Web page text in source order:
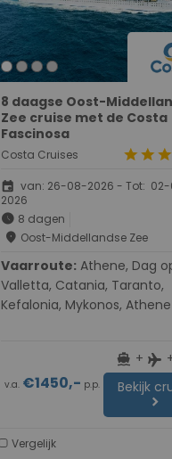
8 daagse Oost-
Zee cruise met de Costa
Fascinosa
Costa Cruises starstarstar
event van: 26-08-2026 - Tot:
2026
schedule 8 dagen
place Oost-Middellandse Zee
Vaarroute:
Valletta, Catania, Taranto,
Kefalonia, Mykonos, Athene
v.a. €1450,- p.p.
directions_boat + flight
Bekijk
chevron_right
Vergelijk